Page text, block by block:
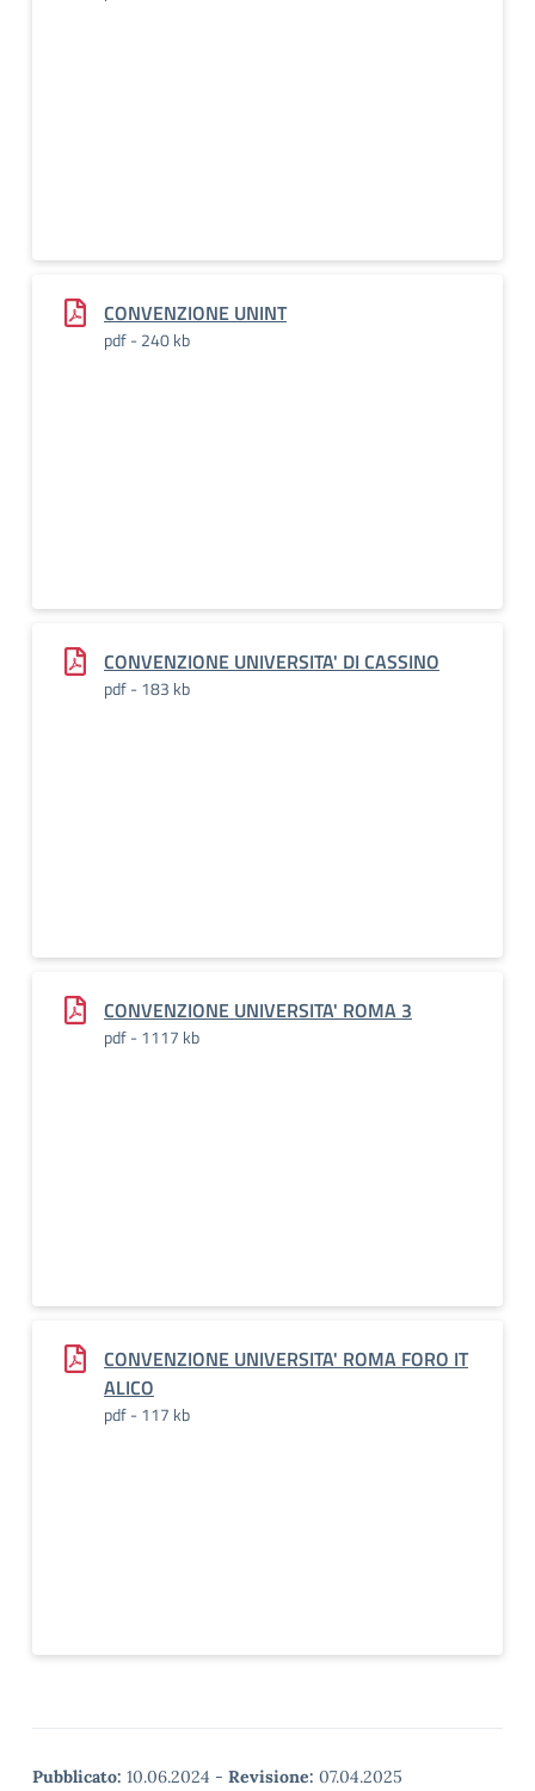
CONVENZIONE UNINT
pdf - 240 kb
CONVENZIONE UNIVERSITA' DI CASSINO
pdf - 183 kb
CONVENZIONE UNIVERSITA' ROMA 3
pdf - 1117 kb
CONVENZIONE UNIVERSITA' ROMA FORO IT
ALICO
pdf - 117 kb
Pubblicato: 10.06.2024 - Revisione: 07.04.2025